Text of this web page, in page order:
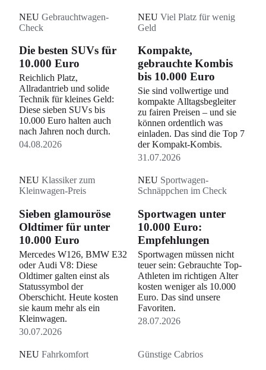
NEU Gebrauchtwagen-
Check
Die besten SUVs für
10.000 Euro
Reichlich Platz,
Allradantrieb und solide
Technik für kleines Geld:
Diese sieben SUVs bis
10.000 Euro halten auch
nach Jahren noch durch.
04.08.2026
NEU Viel Platz für wenig
Geld
Kompakte,
gebrauchte Kombis
bis 10.000 Euro
Sie sind vollwertige und
kompakte Alltagsbegleiter
zu fairen Preisen – und sie
können ordentlich was
einladen. Das sind die Top 7
der Kompakt-Kombis.
31.07.2026
NEU Klassiker zum
Kleinwagen-Preis
Sieben glamouröse
Oldtimer für unter
10.000 Euro
Mercedes W126, BMW E32
oder Audi V8: Diese
Oldtimer galten einst als
Statussymbol der
Oberschicht. Heute kosten
sie kaum mehr als ein
Kleinwagen.
30.07.2026
NEU Sportwagen-
Schnäppchen im Check
Sportwagen unter
10.000 Euro:
Empfehlungen
Sportwagen müssen nicht
teuer sein: Gebrauchte Top-
Athleten im richtigen Alter
kosten weniger als 10.000
Euro. Das sind unsere
Favoriten.
28.07.2026
NEU Fahrkomfort Günstige Cabrios